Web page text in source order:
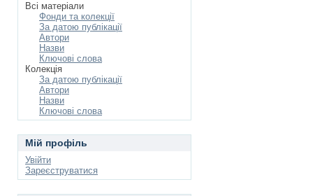
Всі матеріали
Фонди та колекції
За датою публікації
Автори
Назви
Ключові слова
Колекція
За датою публікації
Автори
Назви
Ключові слова
Мій профіль
Увійти
Зареєструватися